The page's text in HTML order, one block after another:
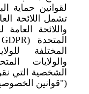
لقوانين حماية
تشمل اللائحة
واللائحة
المتحدة (
المختلفة
والولايات
الشخصية التي
("قوانين